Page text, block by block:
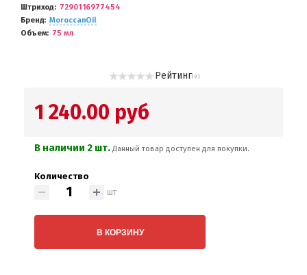
Штриход
7290116977454
Бренд
MoroccanOil
Объем
75 мл
Рейтинг( 0 )
1 240.00 руб
В наличии 2 шт. Данный товар доступен для покупки.
Количество
шт
В КОРЗИНУ